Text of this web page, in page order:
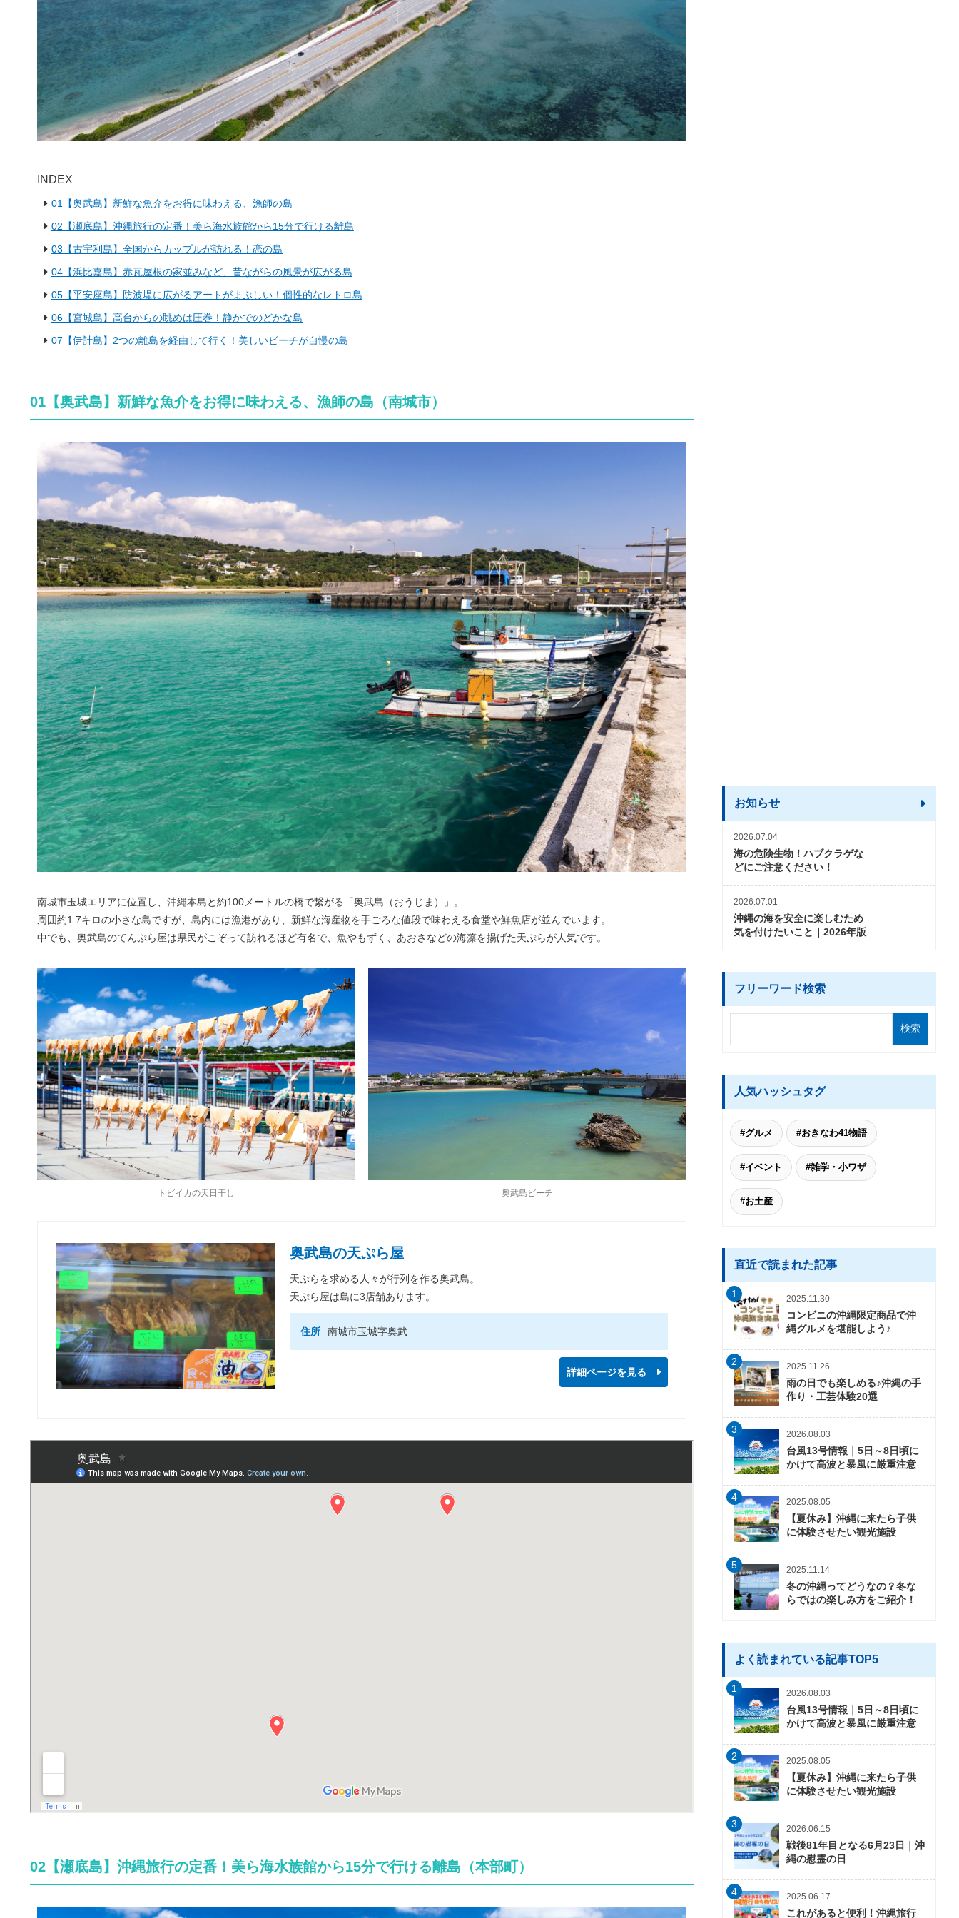
INDEX
01【奥武島】新鮮な魚介をお得に味わえる、漁師の島
02【瀬底島】沖縄旅行の定番！美ら海水族館から15分で行ける離島
03【古宇利島】全国からカップルが訪れる！恋の島
04【浜比嘉島】赤瓦屋根の家並みなど、昔ながらの風景が広がる島
05【平安座島】防波堤に広がるアートがまぶしい！個性的なレトロ島
06【宮城島】高台からの眺めは圧巻！静かでのどかな島
07【伊計島】2つの離島を経由して行く！美しいビーチが自慢の島
01【奥武島】新鮮な魚介をお得に味わえる、漁師の島（南城市）
南城市玉城エリアに位置し、沖縄本島と約100メートルの橋で繋がる「奥武島（おうじま）」。
周囲約1.7キロの小さな島ですが、島内には漁港があり、新鮮な海産物を手ごろな値段で味わえる食堂や鮮魚店が並んでいます。
中でも、奥武島のてんぷら屋は県民がこぞって訪れるほど有名で、魚やもずく、あおさなどの海藻を揚げた天ぷらが人気です。
トビイカの天日干し 奥武島ビーチ
奥武島の天ぷら屋
天ぷらを求める人々が行列を作る奥武島。
天ぷら屋は島に3店舗あります。
住所 南城市玉城字奥武
詳細ページを見る
02【瀬底島】沖縄旅行の定番！美ら海水族館から15分で行ける離島（本部町）
お知らせ
2026.07.04
海の危険生物！ハブクラゲな
どにご注意ください！
2026.07.01
沖縄の海を安全に楽しむため
気を付けたいこと｜2026年版
フリーワード検索
人気ハッシュタグ
#グルメ #おきなわ41物語
#イベント #雑学・小ワザ
#お土産
直近で読まれた記事
1 2025.11.30
コンビニの沖縄限定商品で沖
縄グルメを堪能しよう♪
2 2025.11.26
雨の日でも楽しめる♪沖縄の手
作り・工芸体験20選
3 2026.08.03
台風13号情報｜5日～8日頃に
かけて高波と暴風に厳重注意
4 2025.08.05
【夏休み】沖縄に来たら子供
に体験させたい観光施設
5 2025.11.14
冬の沖縄ってどうなの？冬な
らではの楽しみ方をご紹介！
よく読まれている記事TOP5
1 2026.08.03
台風13号情報｜5日～8日頃に
かけて高波と暴風に厳重注意
2 2025.08.05
【夏休み】沖縄に来たら子供
に体験させたい観光施設
3 2026.06.15
戦後81年目となる6月23日｜沖
縄の慰霊の日
4 2025.06.17
これがあると便利！沖縄旅行